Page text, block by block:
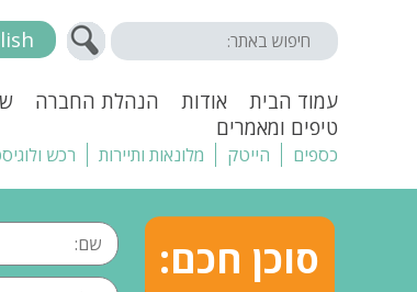
עמוד הבית אודות הנהלת החברה
טיפים ומאמרים
כספים הייטק מלונאות ותיירות רכש
סוכן חכם: